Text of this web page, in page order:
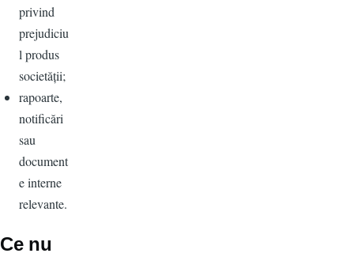
privind
prejudiciu
l produs
societății;
rapoarte,
notificări
sau
document
e interne
relevante.
Ce nu